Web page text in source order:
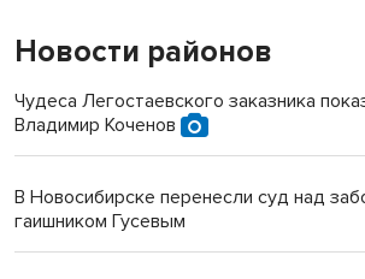
Новости районов
Чудеса Легостаевского заказника
Владимир Коченов
В Новосибирске перенесли суд над
гаишником Гусевым